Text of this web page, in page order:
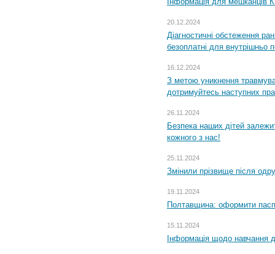
20.12.2024
Діагностичні обстеження
безоплатні для внутрішньо
16.12.2024
З метою уникнення
дотримуйтесь наступних
26.11.2024
Безпека наших дітей
кожного з нас!
25.11.2024
Змінили прізвище після
19.11.2024
Полтавщина: оформити
15.11.2024
Інформація щодо навчання